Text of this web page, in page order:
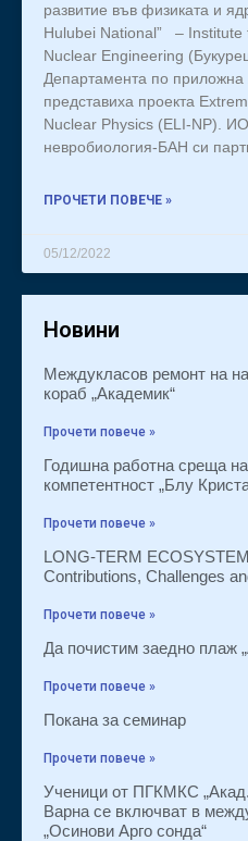
развитие във физиката и
Hulubei National” – Institute
Nuclear Engineering
Департамента по приложна
представиха проекта
Nuclear Physics (ELI-NP).
невробиология-БАН си
ПРОЧЕТИ ПОВЕЧЕ »
05/12/2022
Новини
Междукласов ремонт на
кораб „Академик“
Прочети повече »
Годишна работна среща
компетентност „Блу
Прочети повече »
LONG-TERM
Contributions, Challenges
Прочети повече »
Да почистим заедно плаж
Прочети повече »
Покана за семинар
Прочети повече »
Ученици от ПГКМКС
Варна се включват в
„Осинови Арго сонда“